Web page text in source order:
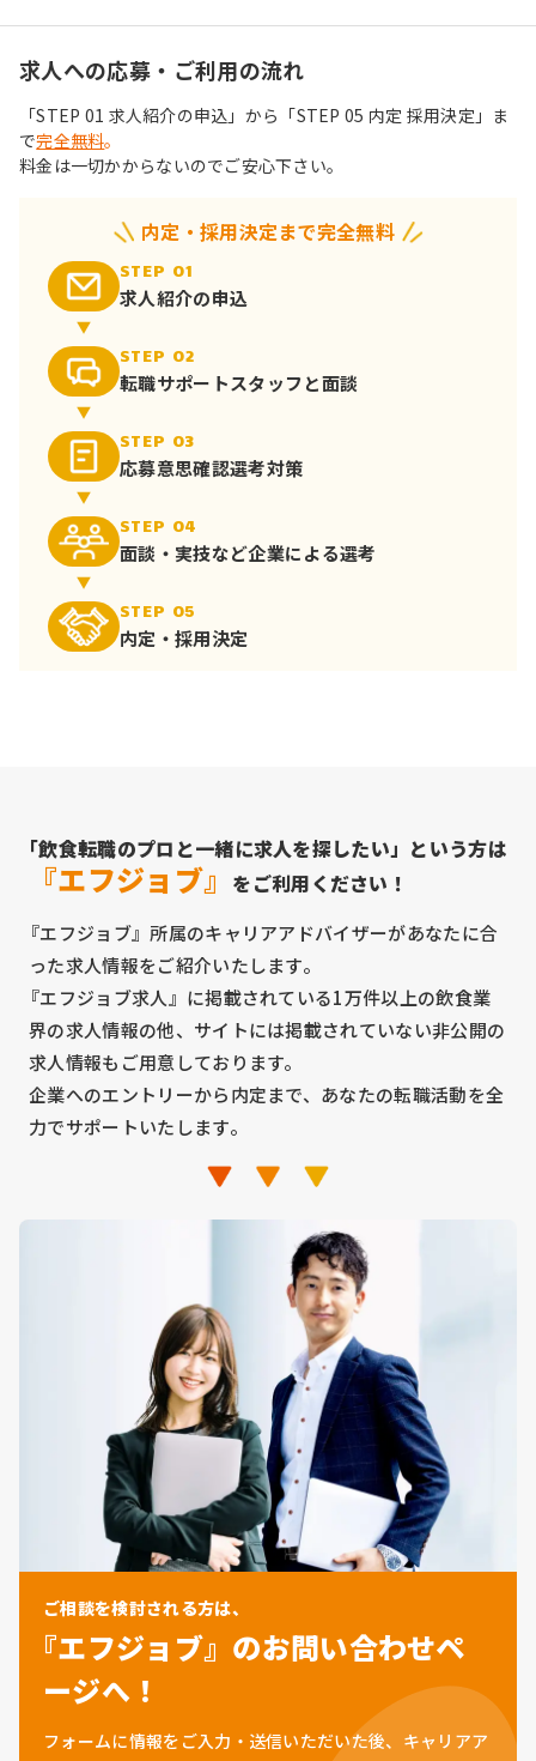
求人への応募・ご利用の流れ
「STEP 01 求人紹介の申込」から「STEP 05 内定 採用決定」ま
で完全無料。
料金は一切かからないのでご安心下さい。
内定・採用決定まで完全無料
STEP 01
求人紹介の申込
STEP 02
転職サポートスタッフと面談
STEP 03
応募意思確認選考対策
STEP 04
面談・実技など企業による選考
STEP 05
内定・採用決定
「飲食転職のプロと一緒に求人を探したい」という方は
『エフジョブ』 をご利用ください！
『エフジョブ』所属のキャリアアドバイザーがあなたに合
った求人情報をご紹介いたします。
『エフジョブ求人』に掲載されている1万件以上の飲食業
界の求人情報の他、サイトには掲載されていない非公開の
求人情報もご用意しております。
企業へのエントリーから内定まで、あなたの転職活動を全
力でサポートいたします。
ご相談を検討される方は、
『エフジョブ』のお問い合わせペ
ージへ！
フォームに情報をご入力・送信いただいた後、キャリアア